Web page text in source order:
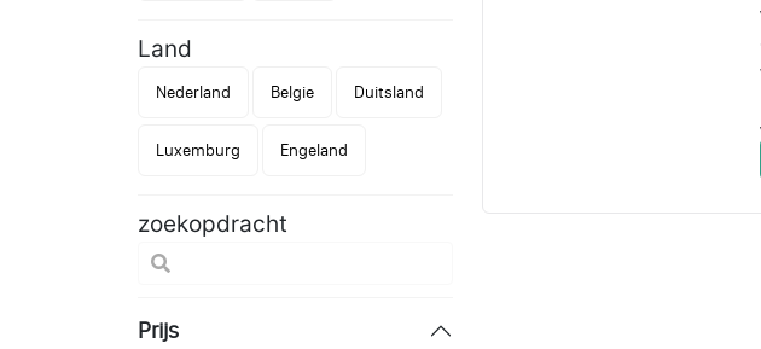
Land
Nederland Belgie Duitsland
Luxemburg Engeland
zoekopdracht
Prijs